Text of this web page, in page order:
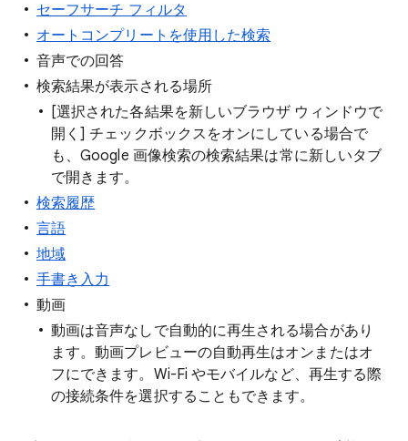
セーフサーチ フィルタ
オートコンプリートを使用した検索
音声での回答
検索結果が表示される場所
[選択された各結果を新しいブラウザ ウィンドウで
開く] チェックボックスをオンにしている場合で
も、Google 画像検索の検索結果は常に新しいタブ
で開きます。
検索履歴
言語
地域
手書き入力
動画
動画は音声なしで自動的に再生される場合があり
ます。動画プレビューの自動再生はオンまたはオ
フにできます。Wi-Fi やモバイルなど、再生する際
の接続条件を選択することもできます。